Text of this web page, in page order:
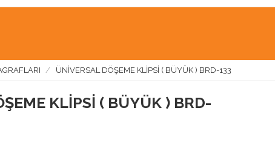
ÜNİVERSAL DÖŞEME KLİPSİ ( BÜYÜK ) BRD-133
KLİPSİ ( BÜYÜK ) BRD-